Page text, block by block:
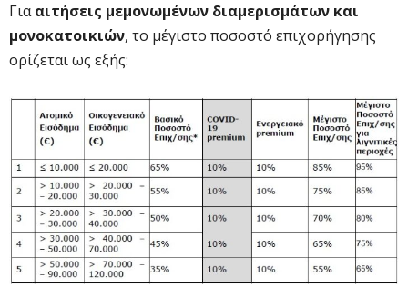
Γιααιτήσεις μεμονωμένων διαμερισμάτων και
μονοκατοικιών, το μέγιστο ποσοστό επιχορήγησης
ορίζεται ως εξής: